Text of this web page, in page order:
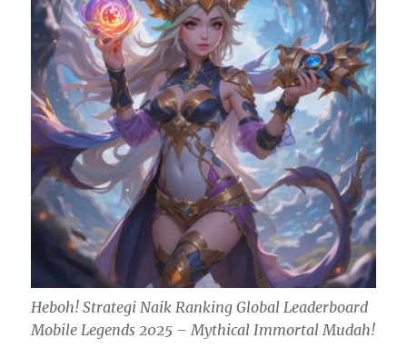
Heboh! Strategi Naik Ranking Global Leaderboard
Mobile Legends 2025 – Mythical Immortal Mudah!